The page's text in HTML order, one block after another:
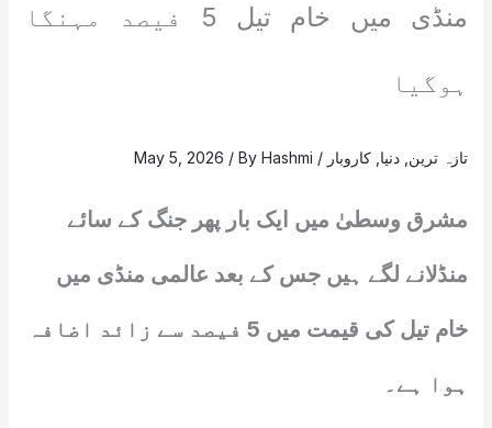
منڈی میں خام تیل 5 فیصد مہنگا
ہوگیا
تازہ ترین دنیا کاروبار /
May 5, 2026 / ByHashmi
مشرق وسطیٰ میں ایک بار پھر جنگ کے سائے
منڈلانے لگے ہیں جس کے بعد عالمی منڈی میں
خام تیل کی قیمت میں 5 فیصد سے زائد اضافہ
ہوا ہے۔